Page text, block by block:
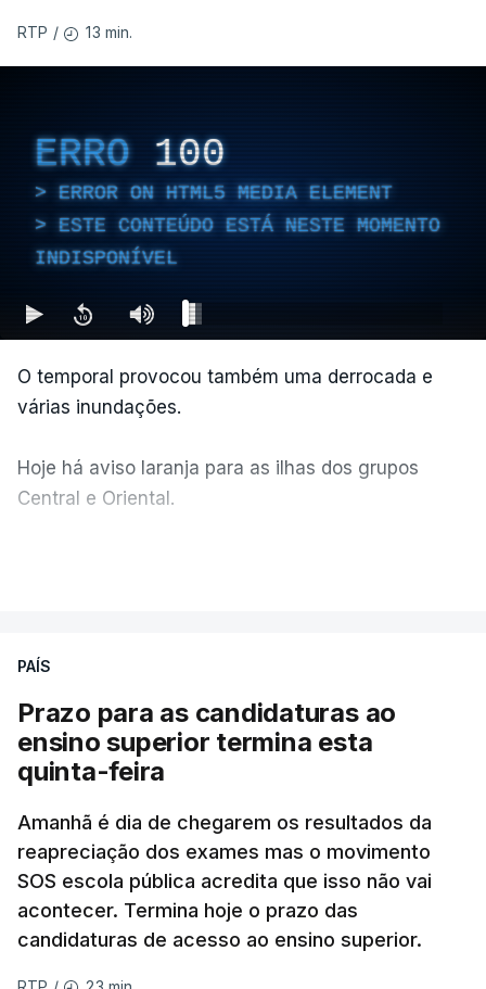
RTP / 13 min.
ERRO 100
ERROR ON HTML5 MEDIA ELEMENT
ESTE CONTEÚDO ESTÁ NESTE MOMENTO
INDISPONÍVEL
O temporal provocou também uma derrocada e
várias inundações.
Hoje há aviso laranja para as ilhas dos grupos
Central e Oriental.
Pico.
ERRO100
ERROR ON HTML5 MEDIA ELEMENT
ESTE CONTEÚDO ESTÁ NESTE
MOMENTO INDISPONÍVEL
PAÍS
Prazo para as candidaturas ao
ensino superior termina esta
quinta-feira
Amanhã é dia de chegarem os resultados da
reapreciação dos exames mas o movimento
SOS escola pública acredita que isso não vai
acontecer. Termina hoje o prazo das
candidaturas de acesso ao ensino superior.